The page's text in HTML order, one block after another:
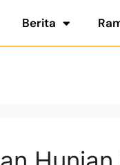
Berita